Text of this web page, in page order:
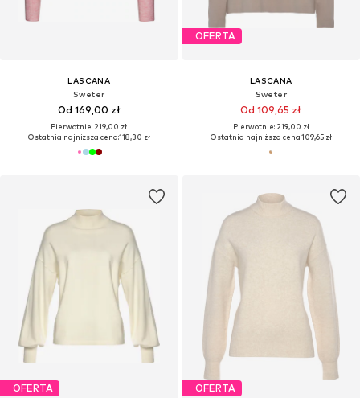
LASCANA
Sweter
Od 169,00 zł
Pierwotnie: 219,00 zł
Ostatnia najniższa cena:118,30 zł
OFERTA
LASCANA
Sweter
Od 109,65 zł
Pierwotnie: 219,00 zł
Ostatnia najniższa cena:109,65 zł
OFERTA OFERTA